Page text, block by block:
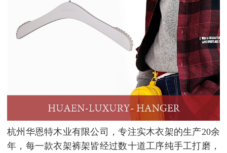
杭州华恩特木业有限公司，专注实木衣架的生产20余
年，每一款衣架裤架皆经过数十道工序纯手工打磨，